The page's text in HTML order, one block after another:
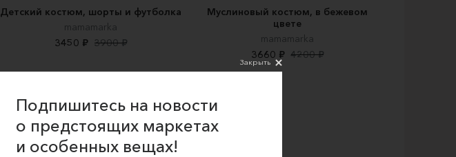
Детский костюм, шорты и футболка
mamamarka
3450 ₽ 3900 ₽
Муслиновый костюм, в бежевом
цвете
mamamarka
3660 ₽ 4200 ₽
Закрыть
Подпишитесь на новости
о предстоящих маркетах
и особенных вещах!